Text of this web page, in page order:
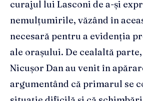
curajul lui Lasconi de a-și
nemulțumirile, văzând în
necesară pentru a evidenția
ale orașului. De cealaltă
Nicușor Dan au venit în
argumentând că primarul se